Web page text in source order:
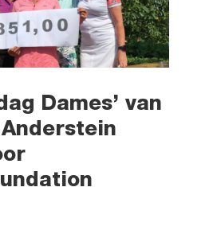
Dames’ van